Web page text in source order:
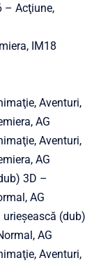
– Acţiune,
IM18
Aventuri,
AG
Aventuri,
AG
3D –
AG
(dub)
AG
Aventuri,